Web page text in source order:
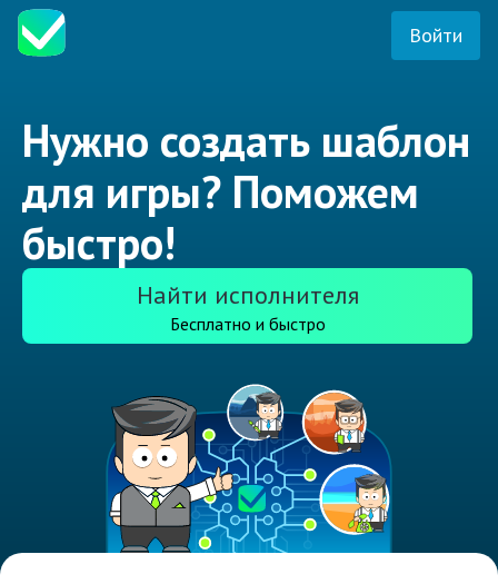
Войти
Нужно создать шаблон
для игры? Поможем
быстро!
Найти исполнителя
Бесплатно и быстро